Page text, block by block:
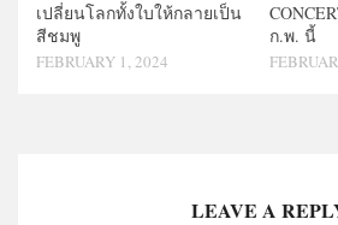
เปลี่ยนโลกทั้งใบให้กลายเป็น
สีชมพู
FEBRUARY 1, 2024
ก.พ. นี้
LEAVE A